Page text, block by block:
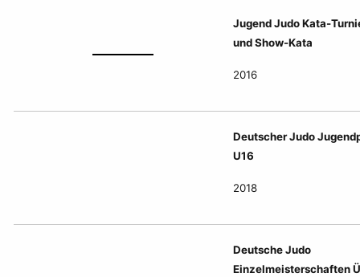
Jugend Judo Kata-
und Show-Kata
2016
Deutscher Judo
U16
2018
Deutsche Judo
Einzelmeisterschaften